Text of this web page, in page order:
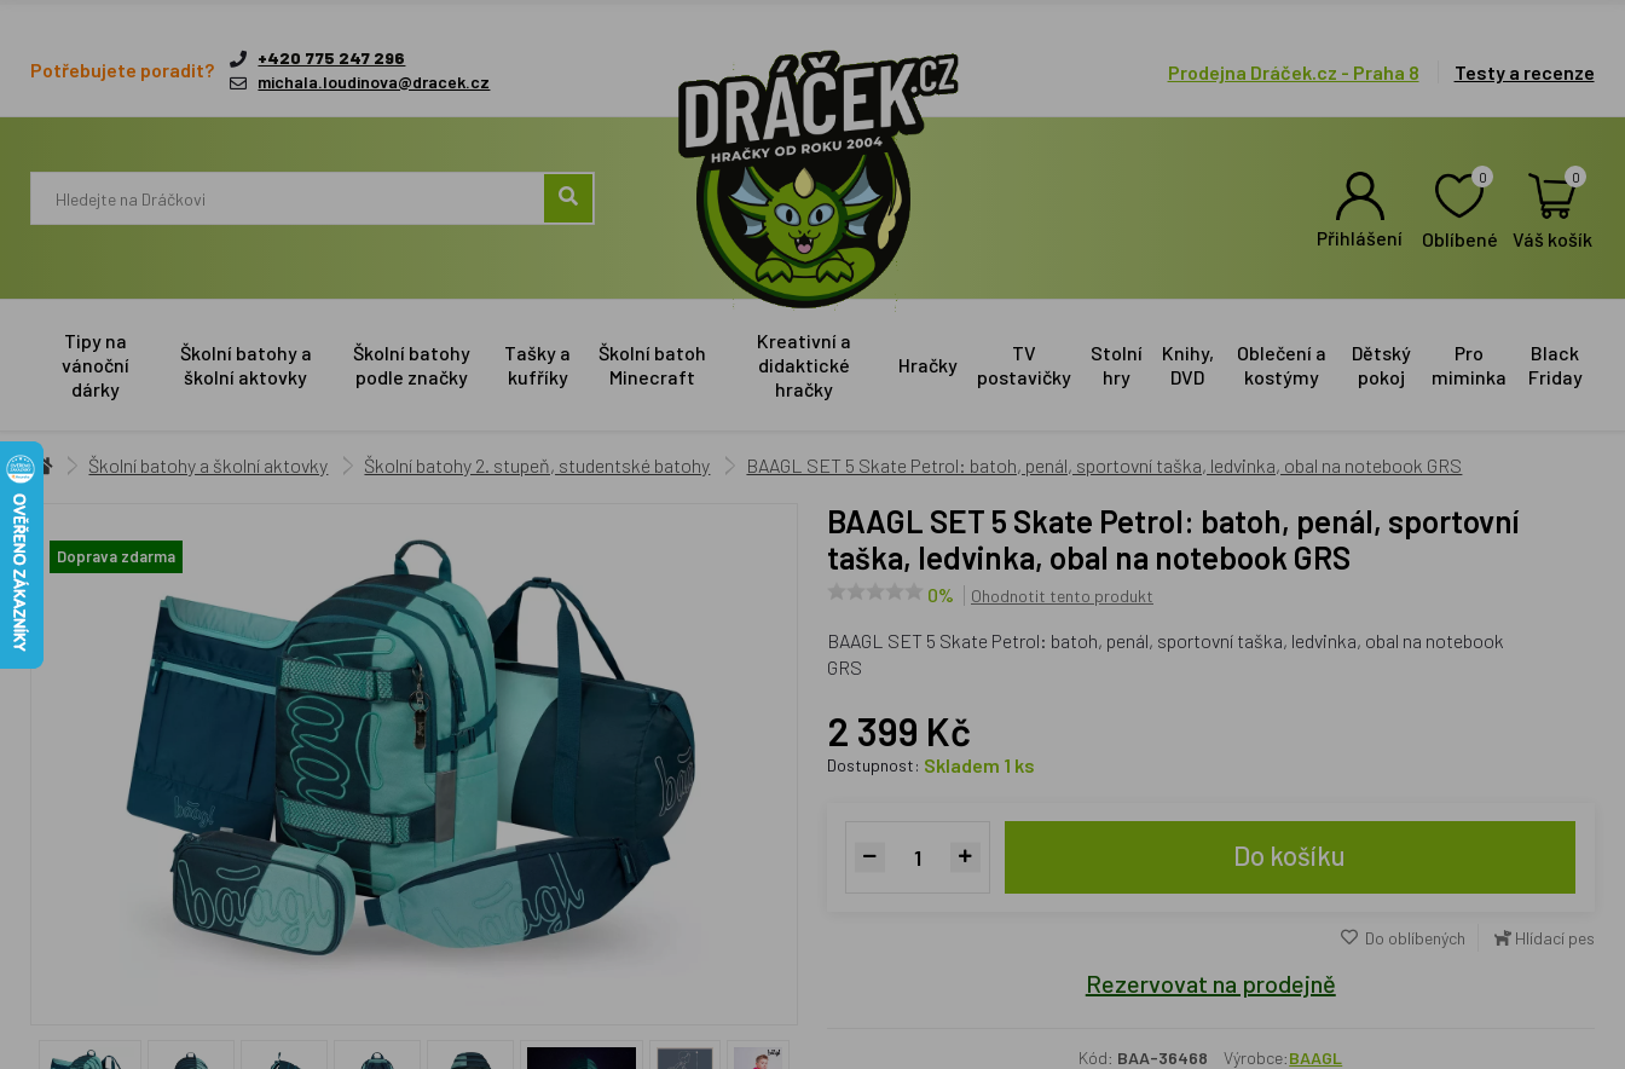
Potřebujete poradit?
+420 775 247 296
michala.loudinova@dracek.cz
Prodejna Dráček.cz - Praha 8 Testy a recenze
Přihlášení
0
Oblíbené
0
Váš košík
Tipy na
vánoční
dárky
Školní batohy a
školní aktovky
Školní batohy
podle značky
Tašky a
kufříky
Školní batoh
Minecraft
Kreativní a
didaktické
hračky
Hračky
TV
postavičky
Stolní
hry
Knihy,
DVD
Oblečení a
kostýmy
Dětský
pokoj
Pro
miminka
Black
Friday
Školní batohy a školní aktovky Školní batohy 2. stupeň, studentské batohy BAAGL SET 5 Skate Petrol: batoh, penál, sportovní taška, ledvinka, obal na notebook GRS
Doprava zdarma
BAAGL SET 5 Skate Petrol: batoh, penál, sportovní
taška, ledvinka, obal na notebook GRS
0% Ohodnotit tento produkt
BAAGL SET 5 Skate Petrol: batoh, penál, sportovní taška, ledvinka, obal na notebook
GRS
2 399 Kč
Dostupnost: Skladem 1 ks
Do košíku
Do oblíbených Hlídací pes
Rezervovat na prodejně
Kód: BAA-36468 Výrobce:BAAGL